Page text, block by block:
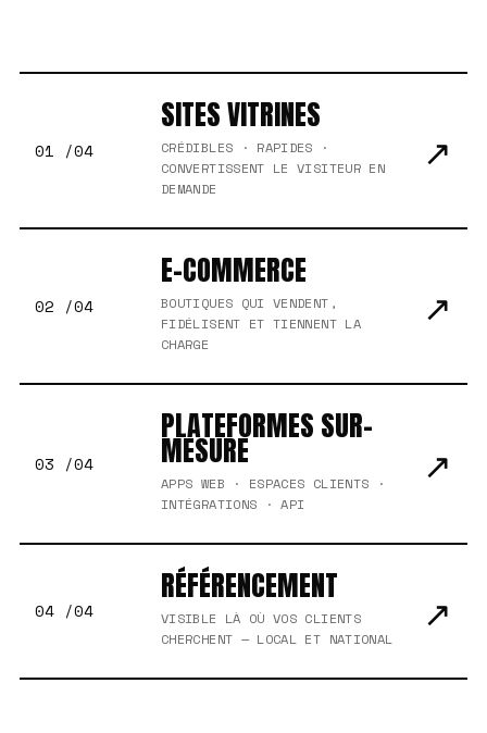
01 /04
SITES VITRINES
CRÉDIBLES · RAPIDES ·
CONVERTISSENT LE VISITEUR EN
DEMANDE
↗
02 /04
E-COMMERCE
BOUTIQUES QUI VENDENT,
FIDÉLISENT ET TIENNENT LA
CHARGE
↗
03 /04
PLATEFORMES SUR-
MESURE
APPS WEB · ESPACES CLIENTS ·
INTÉGRATIONS · API
↗
04 /04
RÉFÉRENCEMENT
VISIBLE LÀ OÙ VOS CLIENTS
CHERCHENT — LOCAL ET NATIONAL
↗